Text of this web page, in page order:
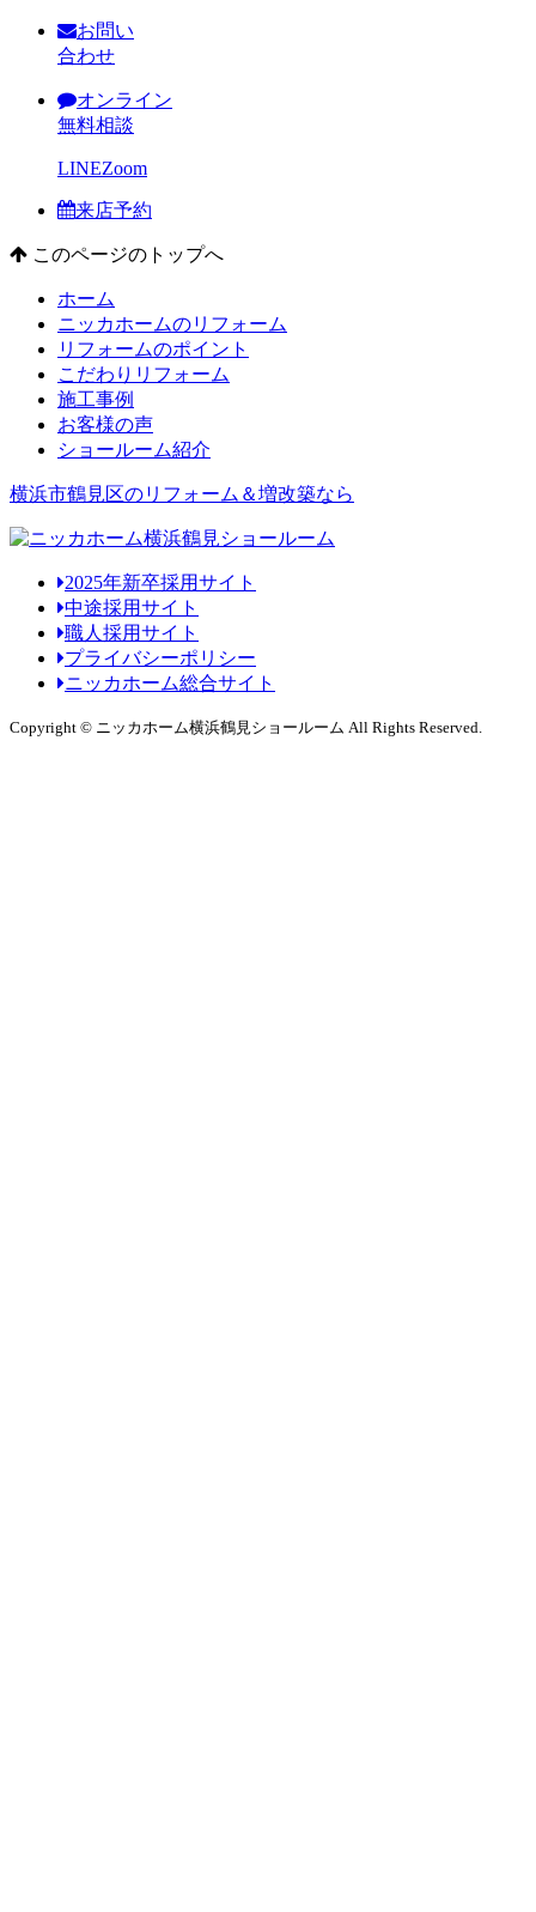
お問い
合わせ
オンライン
無料相談
LINEZoom
来店予約
このページのトップへ
ホーム
ニッカホームのリフォーム
リフォームのポイント
こだわりリフォーム
施工事例
お客様の声
ショールーム紹介
横浜市鶴見区のリフォーム＆増改築なら
2025年新卒採用サイト
中途採用サイト
職人採用サイト
プライバシーポリシー
ニッカホーム総合サイト
Copyright © ニッカホーム横浜鶴見ショールーム All Rights Reserved.